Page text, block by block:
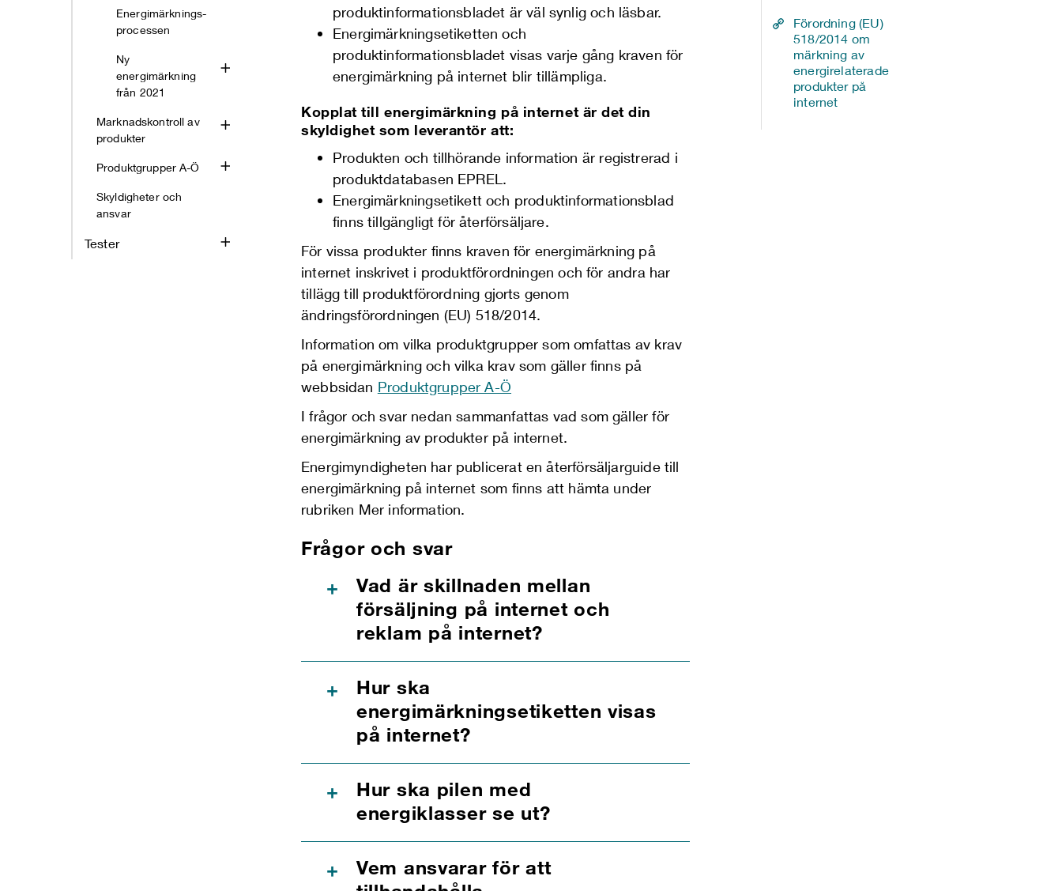
Energimärknings-
processen
Ny
energimärkning
från 2021
Marknadskontroll av
produkter
Produktgrupper A-Ö
Skyldigheter och
ansvar
Tester
produktinformationsbladet är väl synlig och läsbar.
Energimärkningsetiketten och
produktinformationsbladet visas varje gång kraven för
energimärkning på internet blir tillämpliga.
Kopplat till energimärkning på internet är det din
skyldighet som leverantör att:
Produkten och tillhörande information är registrerad i
produktdatabasen EPREL.
Energimärkningsetikett och produktinformationsblad
finns tillgängligt för återförsäljare.
För vissa produkter finns kraven för energimärkning på
internet inskrivet i produktförordningen och för andra har
tillägg till produktförordning gjorts genom
ändringsförordningen (EU) 518/2014.
Information om vilka produktgrupper som omfattas av krav
på energimärkning och vilka krav som gäller finns på
webbsidan Produktgrupper A-Ö
I frågor och svar nedan sammanfattas vad som gäller för
energimärkning av produkter på internet.
Energimyndigheten har publicerat en återförsäljarguide till
energimärkning på internet som finns att hämta under
rubriken Mer information.
Frågor och svar
+
Vad är skillnaden mellan
försäljning på internet och
reklam på internet?
+
Hur ska
energimärkningsetiketten visas
på internet?
+
Hur ska pilen med
energiklasser se ut?
+
Vem ansvarar för att
Förordning (EU)
518/2014 om
märkning av
energirelaterade
produkter på
internet